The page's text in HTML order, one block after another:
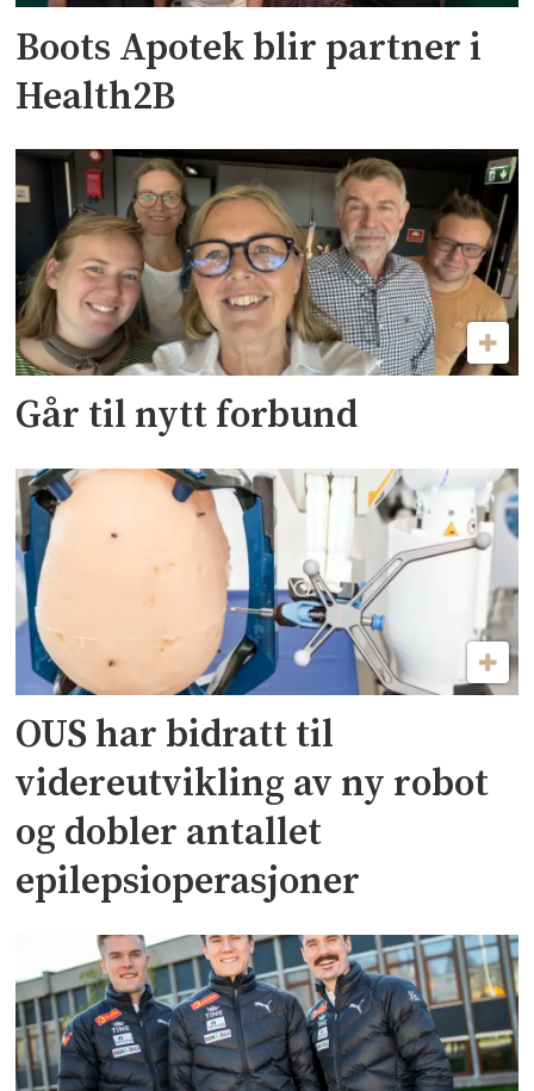
Boots Apotek blir partner i
Health2B
Går til nytt forbund
OUS har bidratt til
videreutvikling av ny robot
og dobler antallet
epilepsioperasjoner